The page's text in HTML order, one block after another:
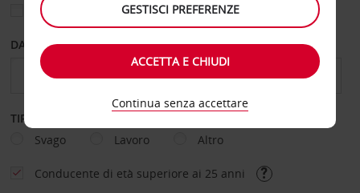
Scegli una località di riconsegna diversa
DAL GIORNO AL GIORNO
TIPOLOGIA DI NOLEGGIO
Svago
Lavoro Altro
Conducente di età superiore ai 25 anni
GESTISCI PREFERENZE
ACCETTA E CHIUDI
Continua senza accettare